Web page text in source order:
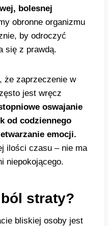
bolesnej
obronne organizmu
by odroczyć
się z prawdą.
że zaprzeczenie w
jest wręcz
oswajanie
od codziennego
emocji.
ilości czasu – nie ma
niepokojącego.
straty?
bliskiej osoby jest